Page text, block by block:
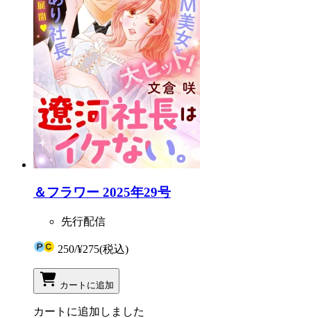
＆フラワー 2025年29号
先行配信
250/¥275(税込)
カートに追加
カートに追加しました